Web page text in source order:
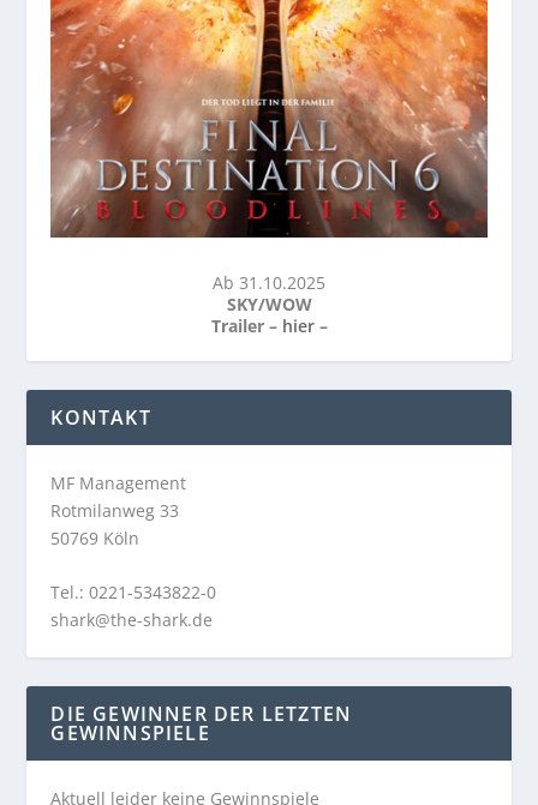
Ab 31.10.2025
SKY/WOW
Trailer – hier –
KONTAKT
MF Management
Rotmilanweg 33
50769 Köln
Tel.: 0221-5343822-0
shark@the-shark.de
DIE GEWINNER DER LETZTEN
GEWINNSPIELE
Aktuell leider keine Gewinnspiele